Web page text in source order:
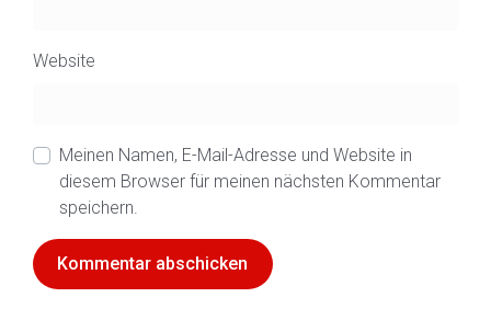
Website
Meinen Namen, E-Mail-Adresse und Website in
diesem Browser für meinen nächsten Kommentar
speichern.